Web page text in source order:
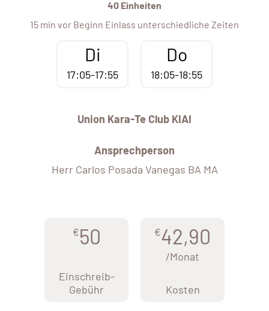
40 Einheiten
15 min vor Beginn Einlass unterschiedliche Zeiten
Di
17:05-17:55
Do
18:05-18:55
Union Kara-Te Club KIAI
Ansprechperson
Herr Carlos Posada Vanegas BA MA
€50
Einschreib-
Gebühr
€42,90
/Monat
Kosten